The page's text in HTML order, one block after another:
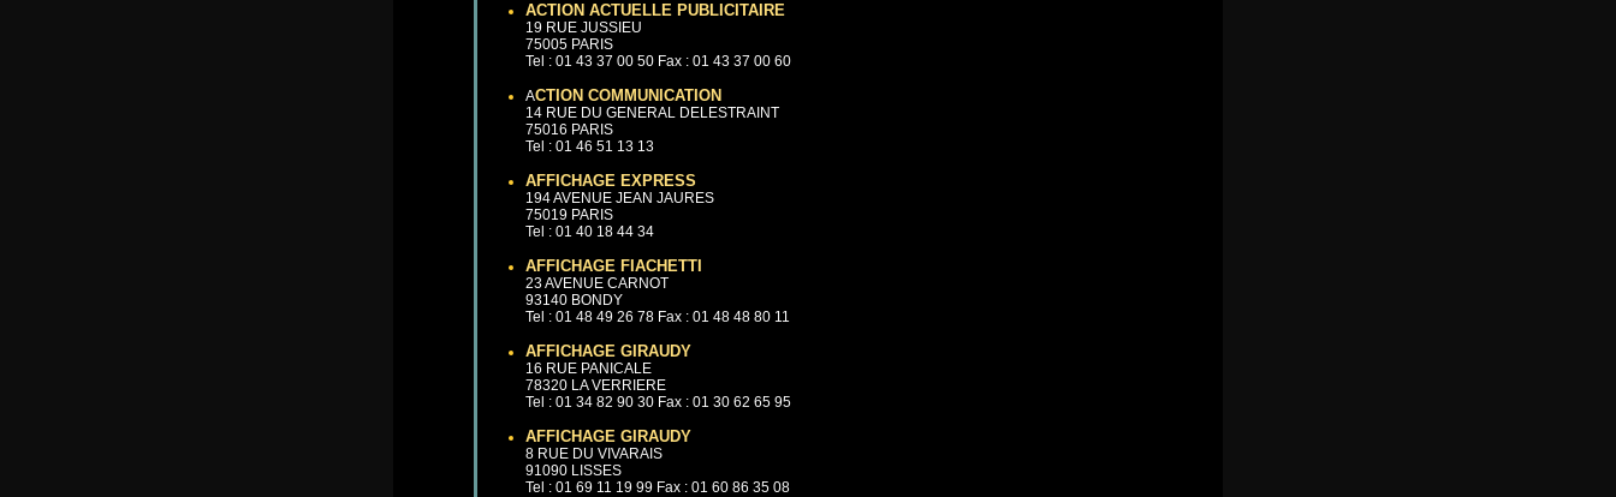
ACTION ACTUELLE PUBLICITAIRE
19 RUE JUSSIEU
75005 PARIS
Tel : 01 43 37 00 50 Fax : 01 43 37 00 60
ACTION COMMUNICATION
14 RUE DU GENERAL DELESTRAINT
75016 PARIS
Tel : 01 46 51 13 13
AFFICHAGE EXPRESS
194 AVENUE JEAN JAURES
75019 PARIS
Tel : 01 40 18 44 34
AFFICHAGE FIACHETTI
23 AVENUE CARNOT
93140 BONDY
Tel : 01 48 49 26 78 Fax : 01 48 48 80 11
AFFICHAGE GIRAUDY
16 RUE PANICALE
78320 LA VERRIERE
Tel : 01 34 82 90 30 Fax : 01 30 62 65 95
AFFICHAGE GIRAUDY
8 RUE DU VIVARAIS
91090 LISSES
Tel : 01 69 11 19 99 Fax : 01 60 86 35 08